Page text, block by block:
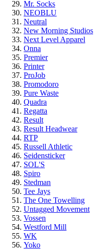
Mr. Socks
NEOBLU
Neutral
New Morning Studios
Next Level Apparel
Onna
Premier
Printer
ProJob
Promodoro
Pure Waste
Quadra
Regatta
Result
Result Headwear
RTP
Russell Athletic
Seidensticker
SOL'S
Spiro
Stedman
Tee Jays
The One Towelling
Untagged Movement
Vossen
Westford Mill
WK
Yoko